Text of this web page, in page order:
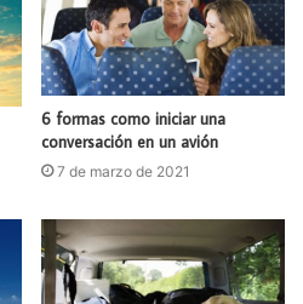
6 formas como iniciar una
conversación en un avión
7 de marzo de 2021